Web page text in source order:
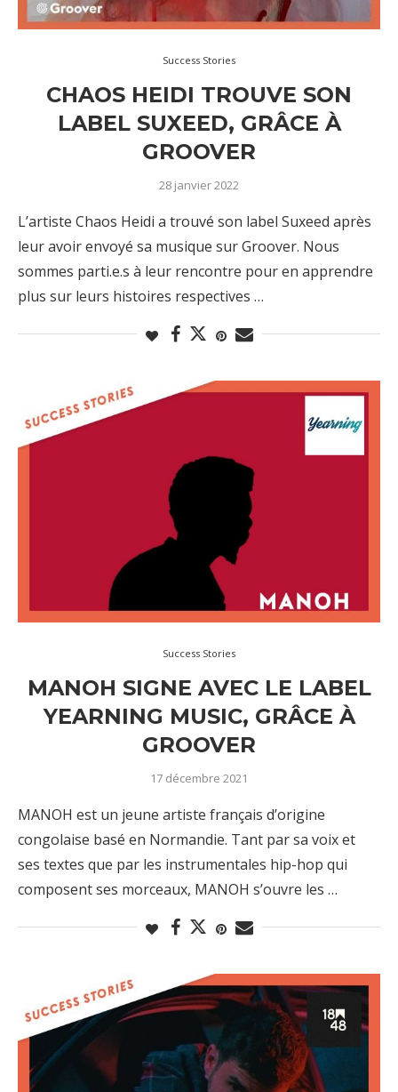
Success Stories
CHAOS HEIDI TROUVE SON
LABEL SUXEED, GRÂCE À
GROOVER
28 janvier 2022
L’artiste Chaos Heidi a trouvé son label Suxeed après
leur avoir envoyé sa musique sur Groover. Nous
sommes parti.e.s à leur rencontre pour en apprendre
plus sur leurs histoires respectives …
Success Stories
MANOH SIGNE AVEC LE LABEL
YEARNING MUSIC, GRÂCE À
GROOVER
17 décembre 2021
MANOH est un jeune artiste français d’origine
congolaise basé en Normandie. Tant par sa voix et
ses textes que par les instrumentales hip-hop qui
composent ses morceaux, MANOH s’ouvre les …